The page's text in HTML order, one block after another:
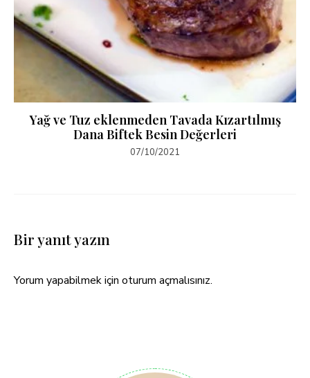
Yağ ve Tuz eklenmeden Tavada Kızartılmış
Dana Biftek Besin Değerleri
07/10/2021
Bir yanıt yazın
Yorum yapabilmek için oturum açmalısınız.